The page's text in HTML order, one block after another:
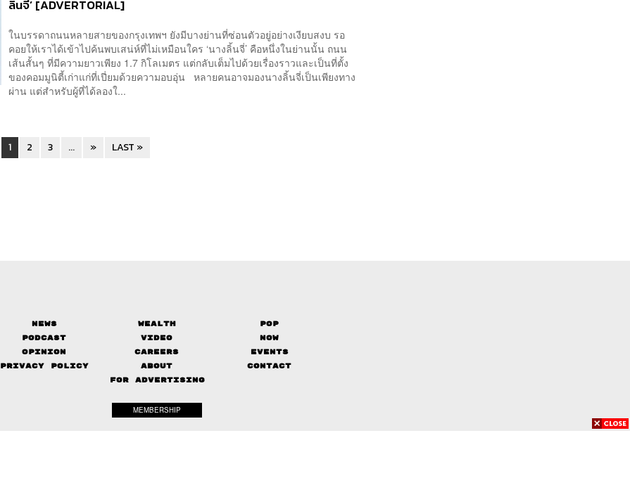
ลิ้นจี่’ [ADVERTORIAL]
ในบรรดาถนนหลายสายของกรุงเทพฯ ยังมีบางย่านที่ซ่อนตัวอยู่อย่างเงียบสงบ รอ
คอยให้เราได้เข้าไปค้นพบเสน่ห์ที่ไม่เหมือนใคร ‘นางลิ้นจี่’ คือหนึ่งในย่านนั้น ถนน
เส้นสั้นๆ ที่มีความยาวเพียง 1.7 กิโลเมตร แต่กลับเต็มไปด้วยเรื่องราวและเป็นที่ตั้ง
ของคอมมูนิตี้เก่าแก่ที่เปี่ยมด้วยความอบอุ่น หลายคนอาจมองนางลิ้นจี่เป็นเพียงทาง
ผ่าน แต่สำหรับผู้ที่ได้ลองใ...
1 2 3 ... » LAST »
News Wealth
Pop
Podcast
Video
Now
Opinion
Careers
Events
Privacy Policy
About
Contact
FOR ADVERTISING
MEMBERSHIP